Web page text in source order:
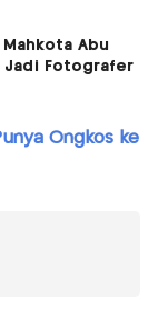
Abu
Jadi Fotografer
Ongkos ke